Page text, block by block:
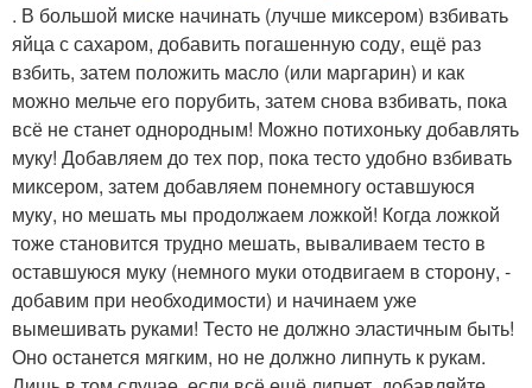
. В большой миске начинать (лучше миксером) взбивать
яйца с сахаром, добавить погашенную соду, ещё раз
взбить, затем положить масло (или маргарин) и как
можно мельче его порубить, затем снова взбивать, пока
всё не станет однородным! Можно потихоньку добавлять
муку! Добавляем до тех пор, пока тесто удобно взбивать
миксером, затем добавляем понемногу оставшуюся
муку, но мешать мы продолжаем ложкой! Когда ложкой
тоже становится трудно мешать, вываливаем тесто в
оставшуюся муку (немного муки отодвигаем в сторону, -
добавим при необходимости) и начинаем уже
вымешивать руками! Тесто не должно эластичным быть!
Оно останется мягким, но не должно липнуть к рукам.